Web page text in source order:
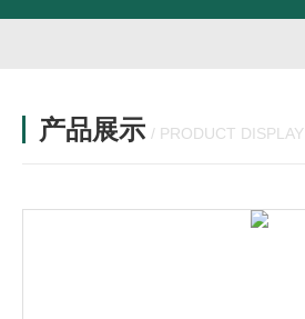
产品展示 / PRODUCT DISPLAY